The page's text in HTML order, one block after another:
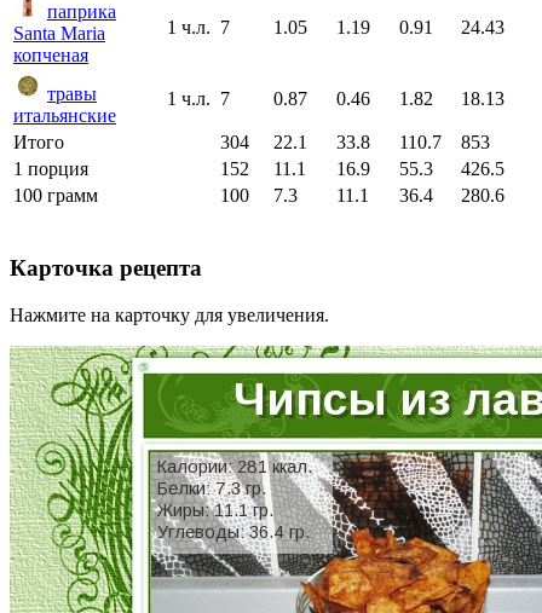
паприка
Santa Maria
копченая
1 ч.л. 7 1.05 1.19 0.91 24.43
травы
итальянские
1 ч.л. 7 0.87 0.46 1.82 18.13
Итого 304 22.1 33.8 110.7
853
1 порция
152 11.1 16.9 55.3
426.5
100 грамм
100 7.3 11.1 36.4 280.6
Карточка рецепта
Нажмите на карточку для увеличения.